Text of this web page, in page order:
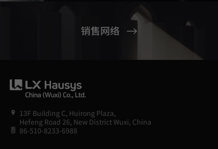
销售网络
13F Building C, Huirong Plaza,
Hefeng Road 26, New District Wuxi, China
86-510-8233-6988